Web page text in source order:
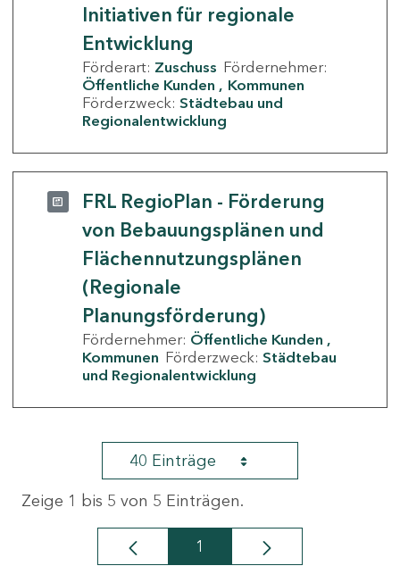
Initiativen für regionale
Entwicklung
Förderart: Zuschuss Fördernehmer:
Öffentliche Kunden
Kommunen
Förderzweck: Städtebau und
Regionalentwicklung
FRL RegioPlan - Förderung
von Bebauungsplänen und
Flächennutzungsplänen
(Regionale
Planungsförderung)
Fördernehmer: Öffentliche Kunden
Kommunen Förderzweck: Städtebau
und Regionalentwicklung
40 Einträge
Zeige 1 bis 5 von 5 Einträgen.
Seite
1